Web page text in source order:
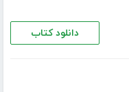
دانلود کتاب